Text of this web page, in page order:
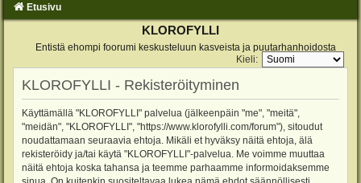
Etusivu
KLOROFYLLI
Entistä ehompi foorumi keskusteluun kasveista ja puutarhanhoidosta
Kieli:
KLOROFYLLI - Rekisteröityminen
Käyttämällä "KLOROFYLLI" palvelua (jälkeenpäin "me", "meitä",
"meidän", "KLOROFYLLI", "https://www.klorofylli.com/forum"), sitoudut
noudattamaan seuraavia ehtoja. Mikäli et hyväksy näitä ehtoja, älä
rekisteröidy ja/tai käytä "KLOROFYLLI"-palvelua. Me voimme muuttaa
näitä ehtoja koska tahansa ja teemme parhaamme informoidaksemme